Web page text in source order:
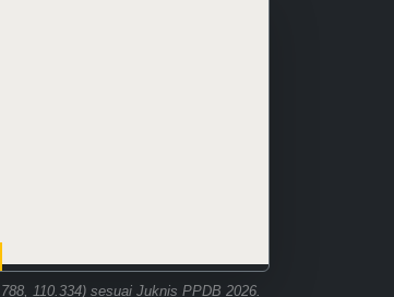
110.334) sesuai Juknis PPDB 2026.